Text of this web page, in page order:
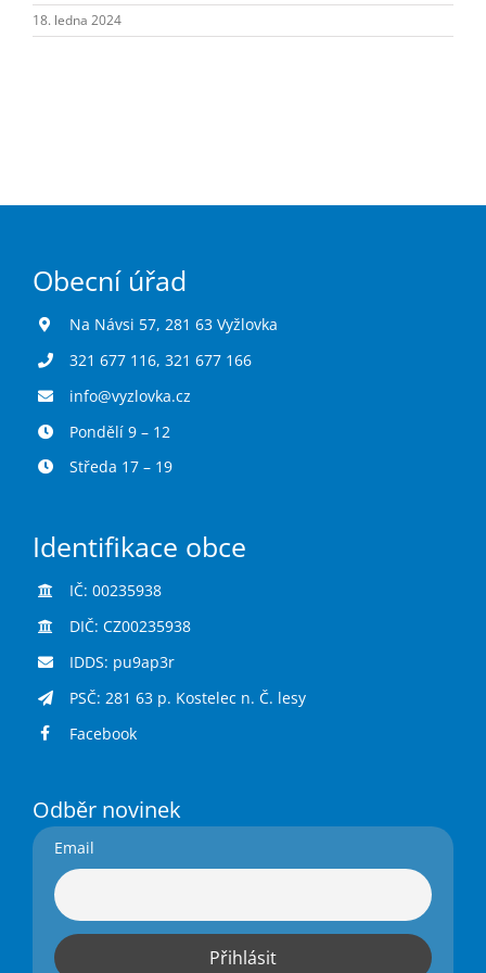
Turistika
18. ledna 2024
Obecní úřad
Na Návsi 57, 281 63 Vyžlovka
321 677 116, 321 677 166
info@vyzlovka.cz
Pondělí 9 – 12
Středa 17 – 19
Identifikace obce
IČ: 00235938
DIČ: CZ00235938
IDDS: pu9ap3r
PSČ: 281 63 p. Kostelec n. Č. lesy
Facebook
Odběr novinek
Email